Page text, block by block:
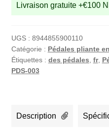
Livraison gratuite +€100
UGS : 8944855900110
Catégorie : Pédales pliante
Étiquettes : des pédales fr,
PDS-003
Description